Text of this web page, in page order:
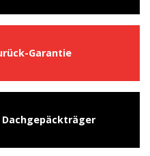
Garantie
Dachgepäckträger